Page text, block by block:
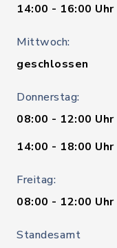
14:00 - 16:00 Uhr
Mittwoch:
geschlossen
Donnerstag:
08:00 - 12:00 Uhr
14:00 - 18:00 Uhr
Freitag:
08:00 - 12:00 Uhr
Standesamt